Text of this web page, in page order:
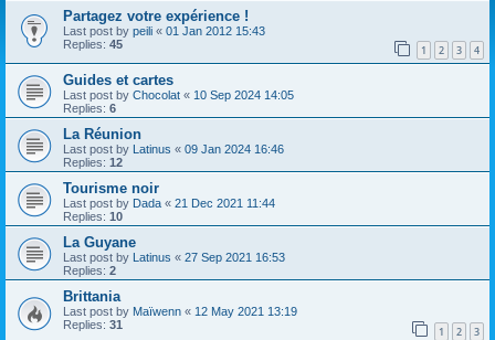
Partagez votre expérience !
Last post by peili « 01 Jan 2012 15:43
Replies: 45 1 2 3 4
Guides et cartes
Last post by Chocolat « 10 Sep 2024 14:05
Replies: 6
La Réunion
Last post by Latinus « 09 Jan 2024 16:46
Replies: 12
Tourisme noir
Last post by Dada « 21 Dec 2021 11:44
Replies: 10
La Guyane
Last post by Latinus « 27 Sep 2021 16:53
Replies: 2
Brittania
Last post by Maïwenn « 12 May 2021 13:19
Replies: 31 1 2 3